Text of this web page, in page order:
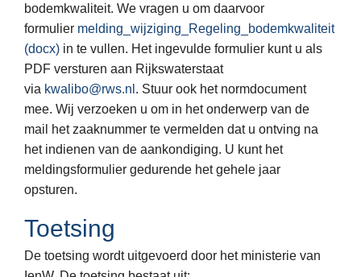
bodemkwaliteit. We vragen u om daarvoor
formulier melding_wijziging_Regeling_bodemkwaliteit
(docx) in te vullen. Het ingevulde formulier kunt u als
PDF versturen aan Rijkswaterstaat
via kwalibo@rws.nl . Stuur ook het normdocument
mee. Wij verzoeken u om in het onderwerp van de
mail het zaaknummer te vermelden dat u ontving na
het indienen van de aankondiging. U kunt het
meldingsformulier gedurende het gehele jaar
opsturen.
Toetsing
De toetsing wordt uitgevoerd door het ministerie van